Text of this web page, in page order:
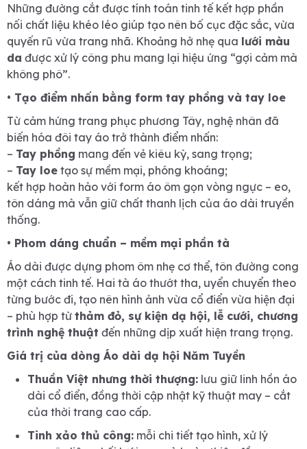
Những đường cắt được tính toán tinh tế kết hợp phần
nối chất liệu khéo léo giúp tạo nên bố cục đặc sắc, vừa
quyến rũ vừa trang nhã. Khoảng hở nhẹ qua lưới màu
da được xử lý công phu mang lại hiệu ứng “gợi cảm mà
không phô”.
• Tạo điểm nhấn bằng form tay phồng và tay loe
Từ cảm hứng trang phục phương Tây, nghệ nhân đã
biến hóa đôi tay áo trở thành điểm nhấn:
– Tay phồng mang đến vẻ kiêu kỳ, sang trọng;
– Tay loe tạo sự mềm mại, phóng khoáng;
kết hợp hoàn hảo với form áo ôm gọn vòng ngực – eo,
tôn dáng mà vẫn giữ chất thanh lịch của áo dài truyền
thống.
• Phom dáng chuẩn – mềm mại phần tà
Áo dài được dựng phom ôm nhẹ cơ thể, tôn đường cong
một cách tinh tế. Hai tà áo thướt tha, uyển chuyển theo
từng bước đi, tạo nên hình ảnh vừa cổ điển vừa hiện đại
– phù hợp từ thảm đỏ, sự kiện dạ hội, lễ cưới, chương
trình nghệ thuật đến những dịp xuất hiện trang trọng.
Giá trị của dòng Áo dài dạ hội Năm Tuyền
Thuần Việt nhưng thời thượng: lưu giữ linh hồn áo
dài cổ điển, đồng thời cập nhật kỹ thuật may – cắt
của thời trang cao cấp.
Tinh xảo thủ công: mỗi chi tiết tạo hình, xử lý